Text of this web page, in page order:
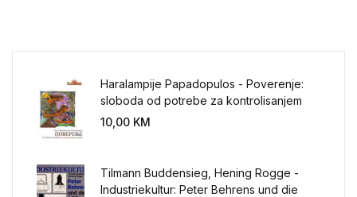
Haralampije Papadopulos - Poverenje:
sloboda od potrebe za kontrolisanjem
sveta
10,00 KM
Tilmann Buddensieg, Hening Rogge -
Industriekultur: Peter Behrens und die